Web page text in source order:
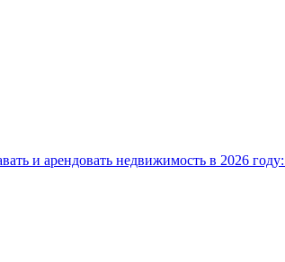
и арендовать недвижимость в 2026